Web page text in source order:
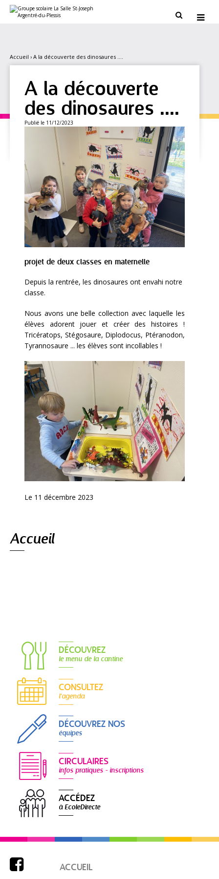
contenu.
personnels
 
Accueil › A la découverte des dinosaures ....
A la découverte
des dinosaures ....
Publié le 11/12/2023
projet de deux classes en maternelle
Depuis la rentrée, les dinosaures ont envahi notre
classe.
Nous avons une belle collection avec laquelle les
élèves adorent jouer et créer des histoires !
Tricératops, Stégosaure, Diplodocus, Ptéranodon,
Tyrannosaure ... les élèves sont incollables !
Le 11 décembre 2023
Accueil
DÉCOUVREZ
le menu de la cantine
CONSULTEZ
l'agenda
DÉCOUVREZ NOS
équipes
CIRCULAIRES
infos pratiques - inscriptions
ACCÉDEZ
à EcoleDirecte
 ACCUEIL